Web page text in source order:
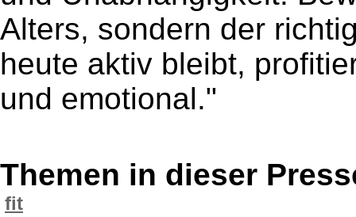
Alters, sondern der
heute aktiv bleibt,
und emotional."
Themen in dieser
fit